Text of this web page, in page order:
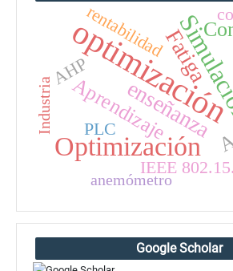
optimización
Optimización
Fatiga
enseñanza
Aprendizaje
IEEE
PLC
rentabilidad
AHP
anemómetro
Industria
Google Scholar